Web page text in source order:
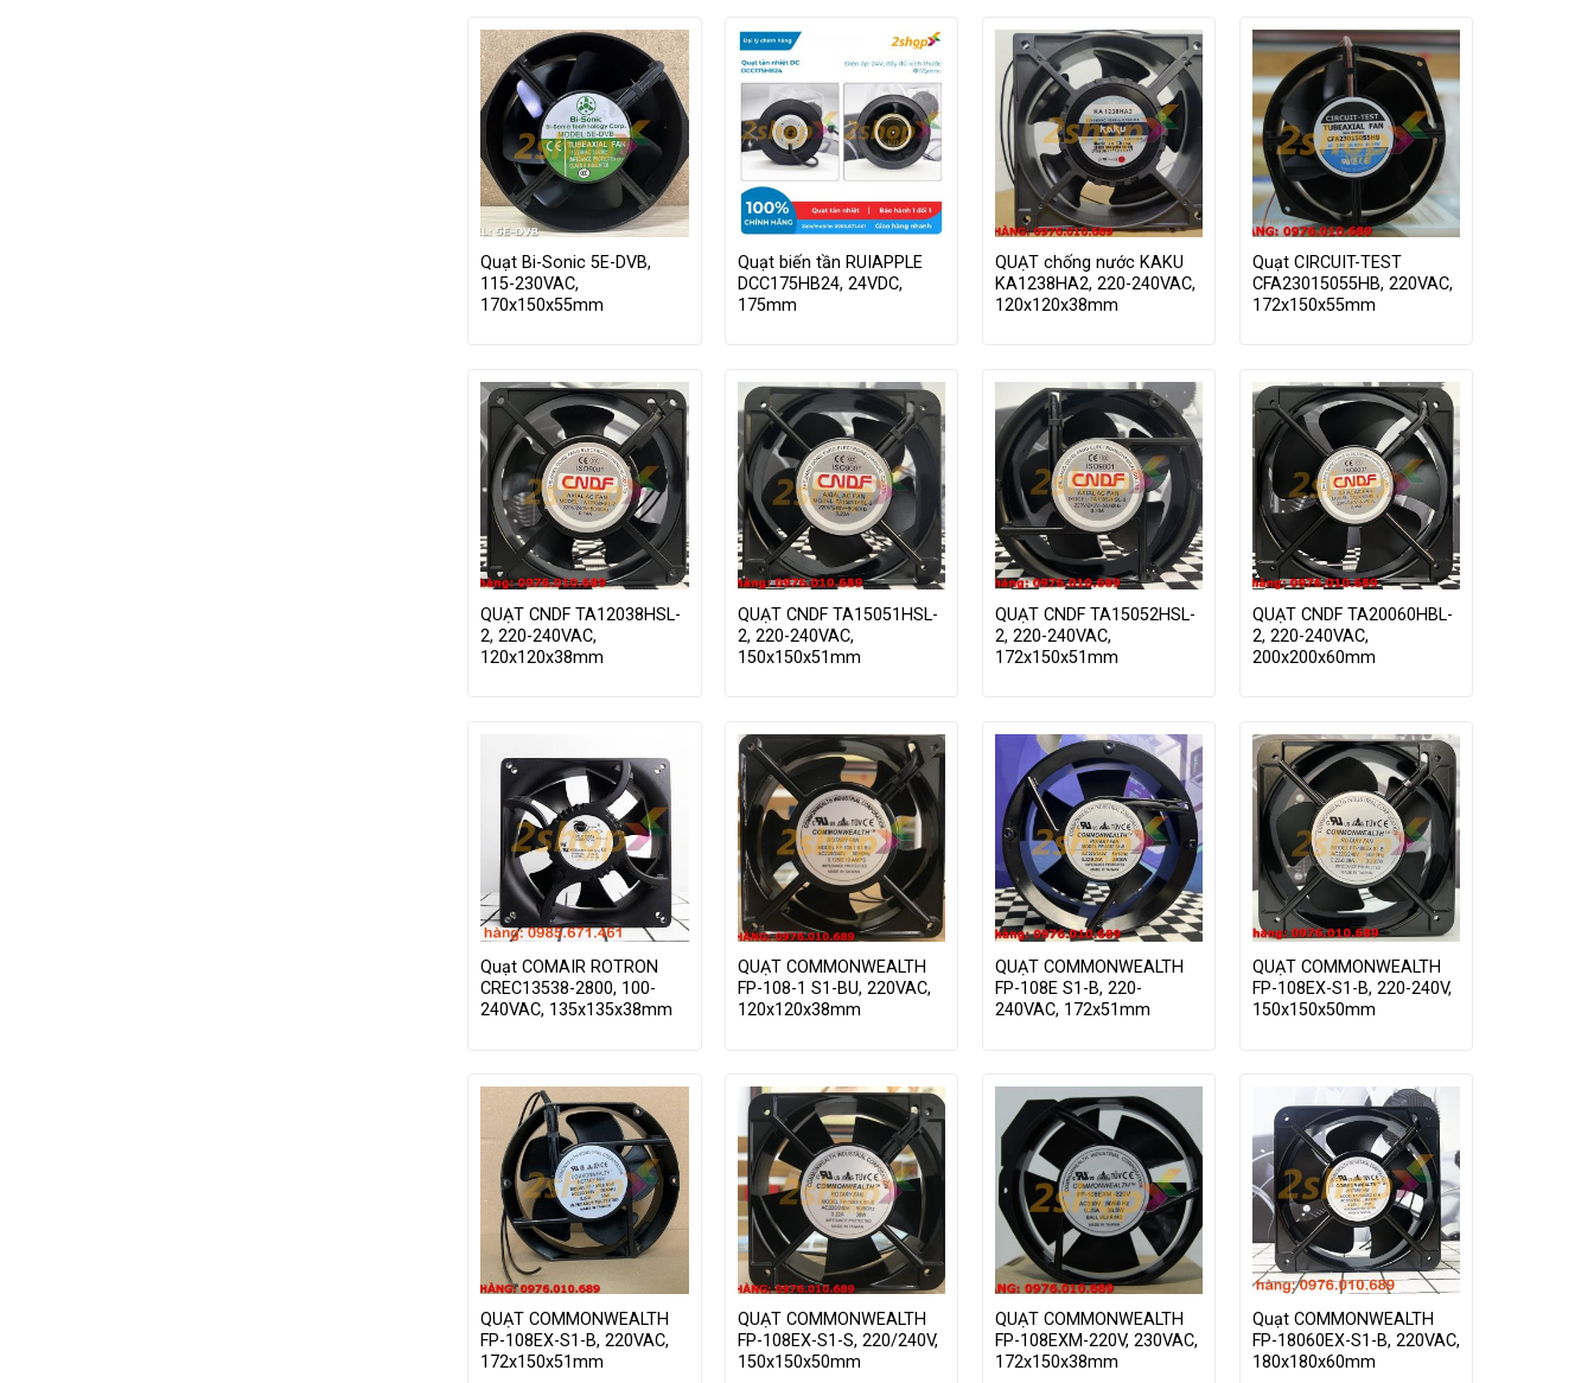
Quạt Bi-Sonic 5E-DVB,
115-230VAC,
170x150x55mm
Quạt biến tần RUIAPPLE
DCC175HB24, 24VDC,
175mm
QUẠT chống nước KAKU
KA1238HA2, 220-240VAC,
120x120x38mm
Quạt CIRCUIT-TEST
CFA23015055HB, 220VAC,
172x150x55mm
QUẠT CNDF TA12038HSL-
2, 220-240VAC,
120x120x38mm
QUẠT CNDF TA15051HSL-
2, 220-240VAC,
150x150x51mm
QUẠT CNDF TA15052HSL-
2, 220-240VAC,
172x150x51mm
QUẠT CNDF TA20060HBL-
2, 220-240VAC,
200x200x60mm
Quạt COMAIR ROTRON
CREC13538-2800, 100-
240VAC, 135x135x38mm
QUẠT COMMONWEALTH
FP-108-1 S1-BU, 220VAC,
120x120x38mm
QUẠT COMMONWEALTH
FP-108E S1-B, 220-
240VAC, 172x51mm
QUẠT COMMONWEALTH
FP-108EX-S1-B, 220-240V,
150x150x50mm
QUẠT COMMONWEALTH
FP-108EX-S1-B, 220VAC,
172x150x51mm
QUẠT COMMONWEALTH
FP-108EX-S1-S, 220/240V,
150x150x50mm
QUẠT COMMONWEALTH
FP-108EXM-220V, 230VAC,
172x150x38mm
Quạt COMMONWEALTH
FP-18060EX-S1-B, 220VAC,
180x180x60mm